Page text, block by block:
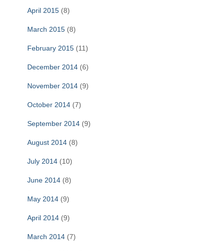
April 2015 (8)
March 2015 (8)
February 2015 (11)
December 2014 (6)
November 2014 (9)
October 2014 (7)
September 2014 (9)
August 2014 (8)
July 2014 (10)
June 2014 (8)
May 2014 (9)
April 2014 (9)
March 2014 (7)